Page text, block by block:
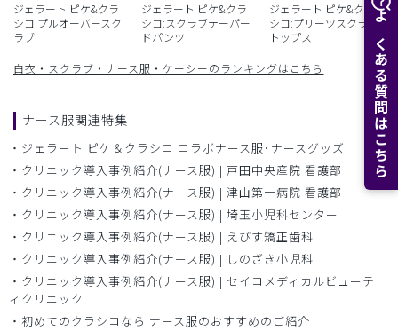
よくある質問はこちら
ジェラート ピケ&クラ
シコ:プルオーバースク
ラブ
ジェラート ピケ&クラ
シコ:スクラブテーパー
ドパンツ
ジェラート ピケ&クラ
シコ:プリーツスクラブ
トップス
白衣・スクラブ・ナース服・ケーシーのランキングはこちら
ナース服関連特集
ジェラート ピケ＆クラシコ コラボナース服･ナースグッズ
クリニック導入事例紹介(ナース服) | 戸田中央産院 看護部
クリニック導入事例紹介(ナース服) | 津山第一病院 看護部
クリニック導入事例紹介(ナース服) | 埼玉小児科センター
クリニック導入事例紹介(ナース服) | えびす矯正歯科
クリニック導入事例紹介(ナース服) | しのざき小児科
クリニック導入事例紹介(ナース服) | セイコメディカルビューテ
ィクリニック
初めてのクラシコなら:ナース服のおすすめのご紹介